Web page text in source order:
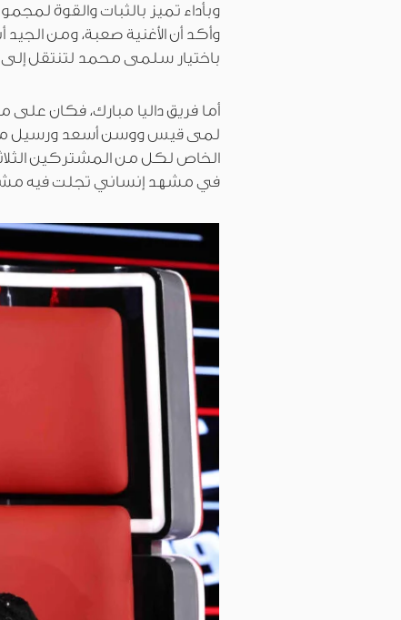
وبأداء تميز بالثبات والقوة
وأكد أن الأغنية صعبة، ومن الجيد
باختيار سلمى محمد لتنتقل إلى
أما فريق داليا مبارك، فكان
لمى قيس ووسن أسعد ورسيل
الخاص لكل من المشتركين
في مشهد إنساني تجلت فيه